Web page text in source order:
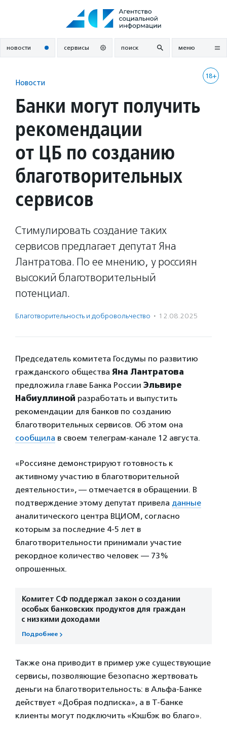
новости сервисы поиск меню
18+
Новости
Банки могут получить
рекомендации
от ЦБ по созданию
благотворительных
сервисов
Стимулировать создание таких
сервисов предлагает депутат Яна
Лантратова. По ее мнению, у россиян
высокий благотворительный
потенциал.
Благотвори­тель­ность и доброволь­чест­во · 12.08.2025
Председатель комитета Госдумы по развитию
гражданского общества Яна Лантратова
предложила главе Банка России Эльвире
Набиуллиной разработать и выпустить
рекомендации для банков по созданию
благотворительных сервисов. Об этом она
сообщила в своем телеграм-канале 12 августа.
«Россияне демонстрируют готовность к
активному участию в благотворительной
деятельности», — отмечается в обращении. В
подтверждение этому депутат привела данные
аналитического центра ВЦИОМ, согласно
которым за последние 4-5 лет в
благотворительности принимали участие
рекордное количество человек — 73%
опрошенных.
Комитет СФ поддержал закон о создании
особых банковских продуктов для граждан
с низкими доходами
Подробнее
Также она приводит в пример уже существующие
сервисы, позволяющие безопасно жертвовать
деньги на благотворительность: в Альфа-Банке
действует «Добрая подписка», а в Т-банке
клиенты могут подключить «Кэшбэк во благо».